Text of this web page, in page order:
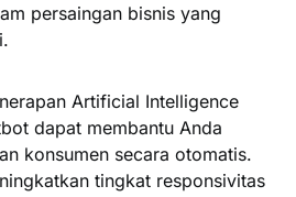
persaingan bisnis yang
Artificial Intelligence
dapat membantu Anda
konsumen secara otomatis.
tingkat responsivitas